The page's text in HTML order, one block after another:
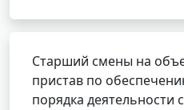
Старший смены на
пристав по
порядка деятельности